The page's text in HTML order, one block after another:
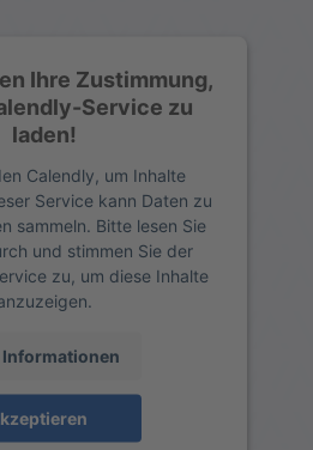
Ihre Zustimmung,
Service zu
laden!
Calendly, um Inhalte
Service kann Daten zu
sammeln. Bitte lesen Sie
und stimmen Sie der
zu, um diese Inhalte
Informationen